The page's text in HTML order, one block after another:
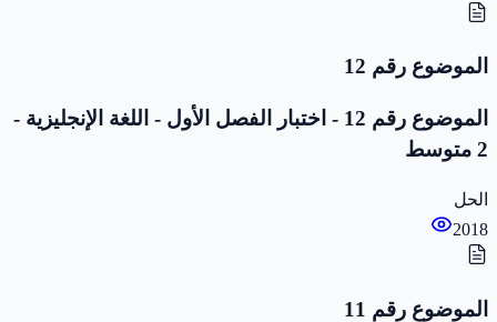
الموضوع رقم 12
الموضوع رقم 12 - اختبار الفصل الأول - اللغة الإنجليزية -
2 متوسط
الحل
2018
الموضوع رقم 11